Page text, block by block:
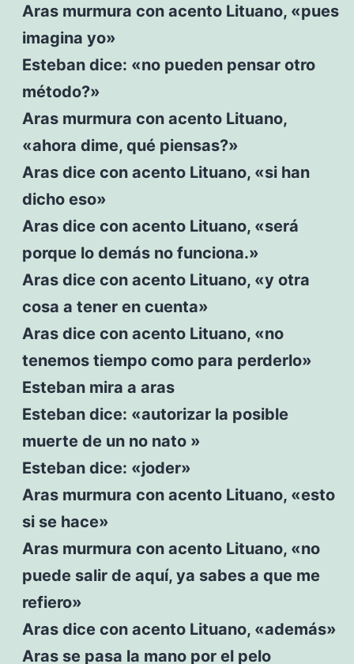
Aras murmura con acento Lituano, «pues
imagina yo»
Esteban dice: «no pueden pensar otro
método?»
Aras murmura con acento Lituano,
«ahora dime, qué piensas?»
Aras dice con acento Lituano, «si han
dicho eso»
Aras dice con acento Lituano, «será
porque lo demás no funciona.»
Aras dice con acento Lituano, «y otra
cosa a tener en cuenta»
Aras dice con acento Lituano, «no
tenemos tiempo como para perderlo»
Esteban mira a aras
Esteban dice: «autorizar la posible
muerte de un no nato »
Esteban dice: «joder»
Aras murmura con acento Lituano, «esto
si se hace»
Aras murmura con acento Lituano, «no
puede salir de aquí, ya sabes a que me
refiero»
Aras dice con acento Lituano, «además»
Aras se pasa la mano por el pelo